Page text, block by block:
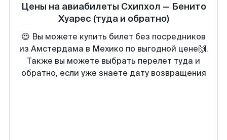
Цены на авиабилеты Схипхол — Бенито
Хуарес (туда и обратно)
😍 Вы можете купить билет без посредников
из Амстердама в Мехико по выгодной цене🙌.
Также вы можете выбрать перелет туда и
обратно, если уже знаете дату возвращения